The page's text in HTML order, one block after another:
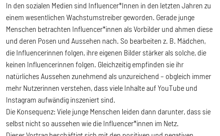
In den sozialen Medien sind Influencer*Innen in den letzten Jahren zu
einem wesentlichen Wachstumstreiber geworden. Gerade junge
Menschen betrachten Influencer*innen als Vorbilder und ahmen diese
und deren Posen und Aussehen nach. So bearbeiten z. B. Mädchen,
die Influencerinnen folgen, ihre eigenen Bilder stärker als solche, die
keinen Influencerinnen folgen. Gleichzeitig empfinden sie ihr
natürliches Aussehen zunehmend als unzureichend – obgleich immer
mehr Nutzerinnen verstehen, dass viele Inhalte auf YouTube und
Instagram aufwändig inszeniert sind.
Die Konsequenz: Viele junge Menschen leiden dann darunter, dass sie
selbst nicht so aussehen wie die Influencer*innen im Netz.